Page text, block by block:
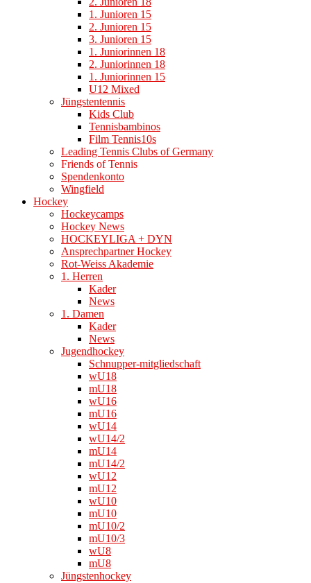
1. Junioren 15
2. Junioren 15
3. Junioren 15
1. Juniorinnen 18
2. Juniorinnen 18
1. Juniorinnen 15
U12 Mixed
Jüngstentennis
Kids Club
Tennisbambinos
Film Tennis10s
Leading Tennis Clubs of Germany
Friends of Tennis
Spendenkonto
Wingfield
Hockey
Hockeycamps
Hockey News
HOCKEYLIGA + DYN
Ansprechpartner Hockey
Rot-Weiss Akademie
1. Herren
Kader
News
1. Damen
Kader
News
Jugendhockey
Schnupper-mitgliedschaft
wU18
mU18
wU16
mU16
wU14
wU14/2
mU14
mU14/2
wU12
mU12
wU10
mU10
mU10/2
mU10/3
wU8
mU8
Jüngstenhockey